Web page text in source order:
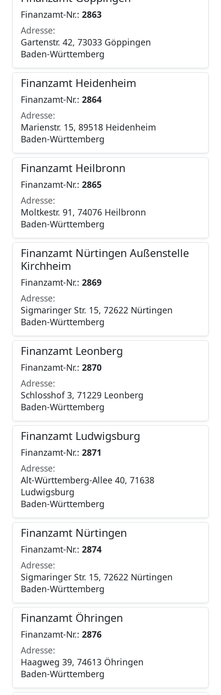
Finanzamt-Nr.: 2863
Adresse:
Gartenstr. 42, 73033 Göppingen
Baden-Württemberg
Finanzamt Heidenheim
Finanzamt-Nr.: 2864
Adresse:
Marienstr. 15, 89518 Heidenheim
Baden-Württemberg
Finanzamt Heilbronn
Finanzamt-Nr.: 2865
Adresse:
Moltkestr. 91, 74076 Heilbronn
Baden-Württemberg
Finanzamt Nürtingen Außenstelle
Kirchheim
Finanzamt-Nr.: 2869
Adresse:
Sigmaringer Str. 15, 72622 Nürtingen
Baden-Württemberg
Finanzamt Leonberg
Finanzamt-Nr.: 2870
Adresse:
Schlosshof 3, 71229 Leonberg
Baden-Württemberg
Finanzamt Ludwigsburg
Finanzamt-Nr.: 2871
Adresse:
Alt-Württemberg-Allee 40, 71638
Ludwigsburg
Baden-Württemberg
Finanzamt Nürtingen
Finanzamt-Nr.: 2874
Adresse:
Sigmaringer Str. 15, 72622 Nürtingen
Baden-Württemberg
Finanzamt Öhringen
Finanzamt-Nr.: 2876
Adresse:
Haagweg 39, 74613 Öhringen
Baden-Württemberg